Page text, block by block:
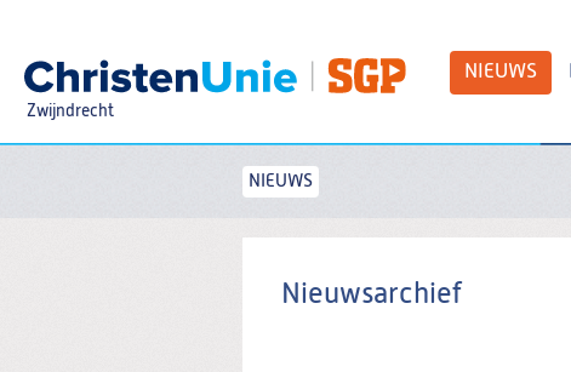
Spring
naar
inhoud
Zwijndrecht
NIEUWS
Zoeken:
NIEUWS
Nieuwsarchief